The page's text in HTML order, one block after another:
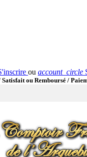
ou account_circle
Satisfait ou Remboursé /